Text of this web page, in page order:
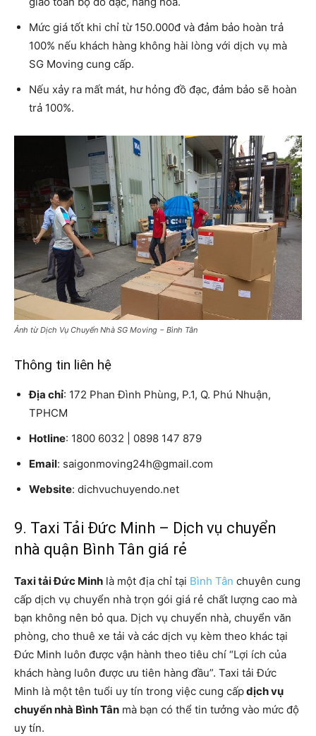
Mức giá tốt khi chỉ từ 150.000đ và đảm bảo hoàn trả
100% nếu khách hàng không hài lòng với dịch vụ mà
SG Moving cung cấp.
Nếu xảy ra mất mát, hư hỏng đồ đạc, đảm bảo sẽ hoàn
trả 100%.
Ảnh từ Dịch Vụ Chuyển Nhà SG Moving − Bình Tân
Thông tin liên hệ
Địa chỉ: 172 Phan Đình Phùng, P.1, Q. Phú Nhuận,
TPHCM
Hotline: 1800 6032 | 0898 147 879
Email: saigonmoving24h@gmail.com
Website: dichvuchuyendo.net
9. Taxi Tải Đức Minh – Dịch vụ chuyển
nhà quận Bình Tân giá rẻ
Taxi tải Đức Minh là một địa chỉ tại Bình Tân chuyên cung
cấp dịch vụ chuyển nhà trọn gói giá rẻ chất lượng cao mà
bạn không nên bỏ qua. Dịch vụ chuyển nhà, chuyển văn
phòng, cho thuê xe tải và các dịch vụ kèm theo khác tại
Đức Minh luôn được vận hành theo tiêu chí “Lợi ích của
khách hàng luôn được ưu tiên hàng đầu”. Taxi tải Đức
Minh là một tên tuổi uy tín trong việc cung cấpdịch vụ
chuyển nhà Bình Tân mà bạn có thể tin tưởng vào mức độ
uy tín.